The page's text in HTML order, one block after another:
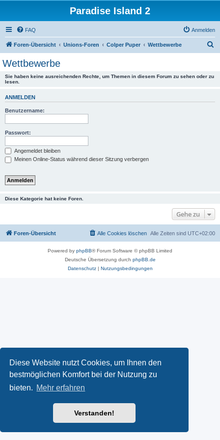
Diese Website nutzt Cookies, um Ihnen den
bestmöglichen Komfort bei der Nutzung zu
bieten. Mehr erfahren
Verstanden!
Paradise Island 2
FAQ Anmelden
Foren-Übersicht Unions-Foren Colper Puper Wettbewerbe
Wettbewerbe
Sie haben keine ausreichenden Rechte, um Themen in diesem Forum zu sehen oder zu
lesen.
ANMELDEN
Benutzername:
Passwort:
Angemeldet bleiben
Meinen Online-Status während dieser Sitzung verbergen
Diese Kategorie hat keine Foren.
Gehe zu
Foren-Übersicht Alle Zeiten sind UTC+02:00
Alle Cookies löschen
Powered by phpBB® Forum Software © phpBB Limited
Deutsche Übersetzung durch phpBB.de
Datenschutz| Nutzungsbedingungen